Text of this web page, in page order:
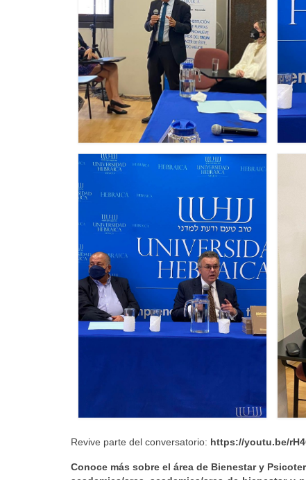
Revive parte del conversatorio: https://youtu.be/
Conoce más sobre el área de Bienestar y